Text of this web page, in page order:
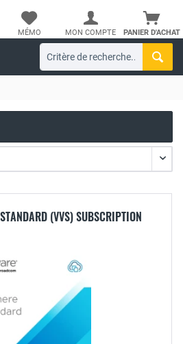
PANIER D'ACHAT
MÉMO MON COMPTE
(VVS) SUBSCRIPTION